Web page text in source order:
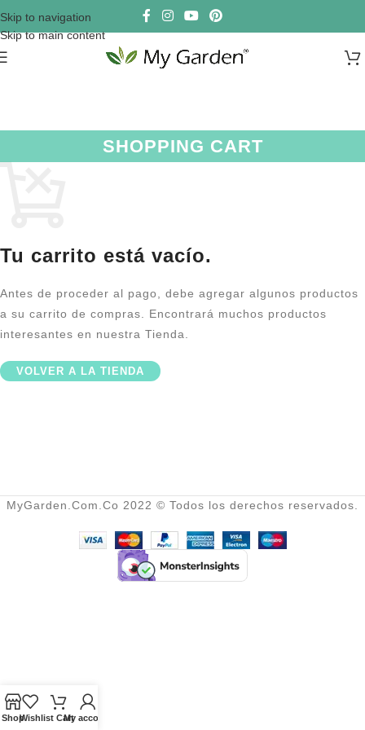
Skip to navigation
Skip to main content
SHOPPING CART
Tu carrito está vacío.
Antes de proceder al pago, debe agregar algunos productos
a su carrito de compras. Encontrará muchos productos
interesantes en nuestra Tienda.
VOLVER A LA TIENDA
MyGarden.Com.Co 2022 © Todos los derechos reservados.
ShopWishlist Cart
My account